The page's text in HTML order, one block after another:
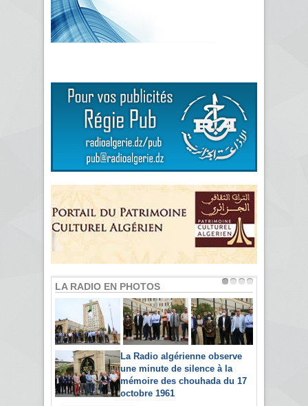
LA RADIO EN PHOTOS
La Radio algérienne observe
une minute de silence à la
mémoire des chouhada du 17
octobre 1961